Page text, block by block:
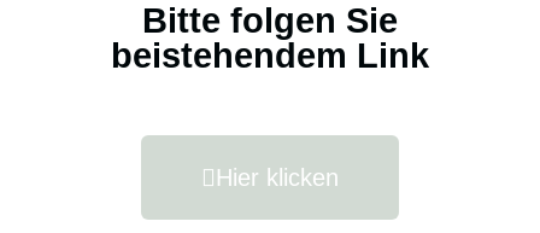
Bitte folgen Sie
beistehendem Link
Hier klicken